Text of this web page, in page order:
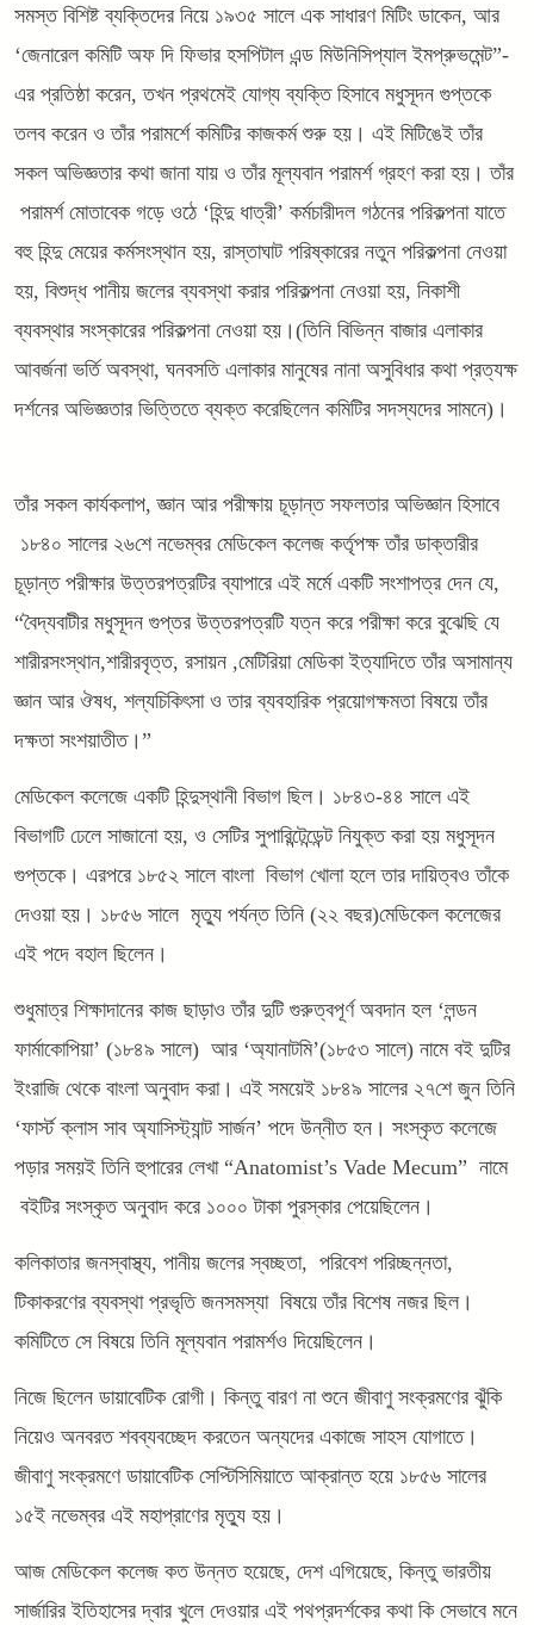
সমস্ত বিশিষ্ট ব্যক্তিদের নিয়ে ১৯৩৫ সালে এক সাধারণ মিটিং ডাকেন, আর
‘জেনারেল কমিটি অফ দি ফিভার হসপিটাল এন্ড মিউনিসিপ্যাল ইমপ্রুভমেন্ট”-
এর প্রতিষ্ঠা করেন, তখন প্রথমেই যোগ্য ব্যক্তি হিসাবে মধুসূদন গুপ্তকে
তলব করেন ও তাঁর পরামর্শে কমিটির কাজকর্ম শুরু হয়। এই মিটিঙেই তাঁর
সকল অভিজ্ঞতার কথা জানা যায় ও তাঁর মূল্যবান পরামর্শ গ্রহণ করা হয়। তাঁর
পরামর্শ মোতাবেক গড়ে ওঠে ‘হিন্দু ধাত্রী’ কর্মচারীদল গঠনের পরিকল্পনা যাতে
বহু হিন্দু মেয়ের কর্মসংস্থান হয়, রাস্তাঘাট পরিষ্কারের নতুন পরিকল্পনা নেওয়া
হয়, বিশুদ্ধ পানীয় জলের ব্যবস্থা করার পরিকল্পনা নেওয়া হয়, নিকাশী
ব্যবস্থার সংস্কারের পরিকল্পনা নেওয়া হয়।(তিনি বিভিন্ন বাজার এলাকার
আবর্জনা ভর্তি অবস্থা, ঘনবসতি এলাকার মানুষের নানা অসুবিধার কথা প্রত্যক্ষ
দর্শনের অভিজ্ঞতার ভিত্তিতে ব্যক্ত করেছিলেন কমিটির সদস্যদের সামনে)।
তাঁর সকল কার্যকলাপ, জ্ঞান আর পরীক্ষায় চূড়ান্ত সফলতার অভিজ্ঞান হিসাবে
১৮৪০ সালের ২৬শে নভেম্বর মেডিকেল কলেজ কর্তৃপক্ষ তাঁর ডাক্তারীর
চূড়ান্ত পরীক্ষার উত্তরপত্রটির ব্যাপারে এই মর্মে একটি সংশাপত্র দেন যে,
“বৈদ্যবাটীর মধুসূদন গুপ্তর উত্তরপত্রটি যত্ন করে পরীক্ষা করে বুঝেছি যে
শারীরসংস্থান,শারীরবৃত্ত, রসায়ন ,মেটিরিয়া মেডিকা ইত্যাদিতে তাঁর অসামান্য
জ্ঞান আর ঔষধ, শল্যচিকিৎসা ও তার ব্যবহারিক প্রয়োগক্ষমতা বিষয়ে তাঁর
দক্ষতা সংশয়াতীত।”
মেডিকেল কলেজে একটি হিন্দুস্থানী বিভাগ ছিল। ১৮৪৩-৪৪ সালে এই
বিভাগটি ঢেলে সাজানো হয়, ও সেটির সুপারিন্টেন্ডেন্ট নিযুক্ত করা হয় মধুসূদন
গুপ্তকে। এরপরে ১৮৫২ সালে বাংলা বিভাগ খোলা হলে তার দায়িত্বও তাঁকে
দেওয়া হয়। ১৮৫৬ সালে মৃত্যু পর্যন্ত তিনি (২২ বছর)মেডিকেল কলেজের
এই পদে বহাল ছিলেন।
শুধুমাত্র শিক্ষাদানের কাজ ছাড়াও তাঁর দুটি গুরুত্বপূর্ণ অবদান হল ‘লন্ডন
ফার্মাকোপিয়া’ (১৮৪৯ সালে) আর ‘অ্যানাটমি’(১৮৫৩ সালে) নামে বই দুটির
ইংরাজি থেকে বাংলা অনুবাদ করা। এই সময়েই ১৮৪৯ সালের ২৭শে জুন তিনি
‘ফার্স্ট ক্লাস সাব অ্যাসিস্ট্যান্ট সার্জন’ পদে উন্নীত হন। সংস্কৃত কলেজে
পড়ার সময়ই তিনি হুপারের লেখা “Anatomist’s Vade Mecum” নামে
বইটির সংস্কৃত অনুবাদ করে ১০০০ টাকা পুরস্কার পেয়েছিলেন।
কলিকাতার জনস্বাস্থ্য, পানীয় জলের স্বচ্ছতা, পরিবেশ পরিচ্ছন্নতা,
টিকাকরণের ব্যবস্থা প্রভৃতি জনসমস্যা বিষয়ে তাঁর বিশেষ নজর ছিল।
কমিটিতে সে বিষয়ে তিনি মূল্যবান পরামর্শও দিয়েছিলেন।
নিজে ছিলেন ডায়াবেটিক রোগী। কিন্তু বারণ না শুনে জীবাণু সংক্রমণের ঝুঁকি
নিয়েও অনবরত শবব্যবচ্ছেদ করতেন অন্যদের একাজে সাহস যোগাতে।
জীবাণু সংক্রমণে ডায়াবেটিক সেপ্টিসিমিয়াতে আক্রান্ত হয়ে ১৮৫৬ সালের
১৫ই নভেম্বর এই মহাপ্রাণের মৃত্যু হয়।
আজ মেডিকেল কলেজ কত উন্নত হয়েছে, দেশ এগিয়েছে, কিন্তু ভারতীয়
সার্জারির ইতিহাসের দ্বার খুলে দেওয়ার এই পথপ্রদর্শকের কথা কি সেভাবে মনে